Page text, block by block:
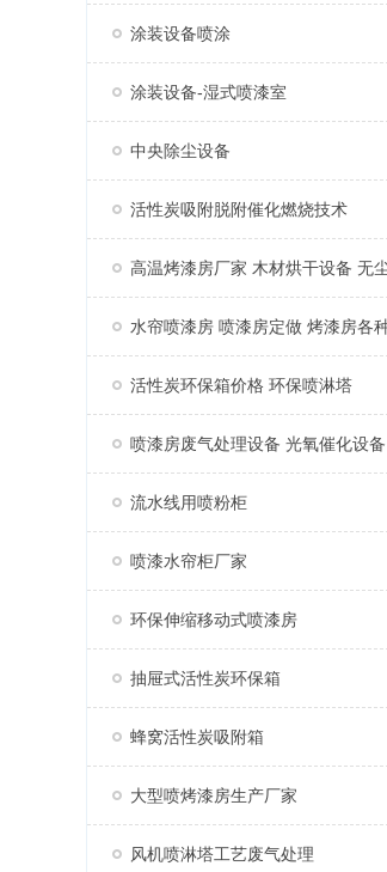
涂装设备喷涂
涂装设备-湿式喷漆室
中央除尘设备
活性炭吸附脱附催化燃烧技术
活性炭环保箱价格 环保喷淋塔
喷漆房废气处理设备 光氧催化设备
流水线用喷粉柜
喷漆水帘柜厂家
环保伸缩移动式喷漆房
抽屉式活性炭环保箱
蜂窝活性炭吸附箱
大型喷烤漆房生产厂家
风机喷淋塔工艺废气处理